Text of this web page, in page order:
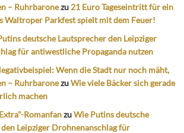
– Ruhrbaronezu 21 Euro Tageseintritt für ein
Waltroper Parkfest spielt mit dem Feuer!
deutsche Lautsprecher den Leipziger
für antiwestliche Propaganda nutzen
Wenn die Stadt nur noch mäht,
– RuhrbaronezuWie viele Bäcker sich gerade
machen
RomanfanzuWie Putins deutsche
Leipziger Drohnenanschlag für